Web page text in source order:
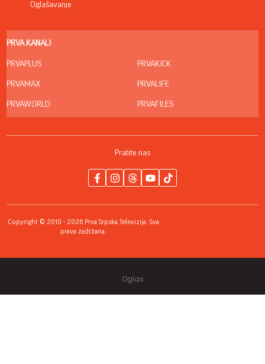
Oglašavanje
PRVA KANALI
PRVAPLUS
PRVAMAX
PRVAWORLD
PRVAKICK
PRVALIFE
PRVAFILES
Pratite nas
Copyright © 2010 - 2026 Prva Srpska Televizija. Sva
prava zadržana.